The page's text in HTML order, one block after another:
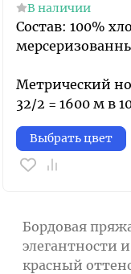
В наличии
Состав: 100%
Метрический
32/2 = 1600 м в
Выбрать цвет
Бордовая
красный